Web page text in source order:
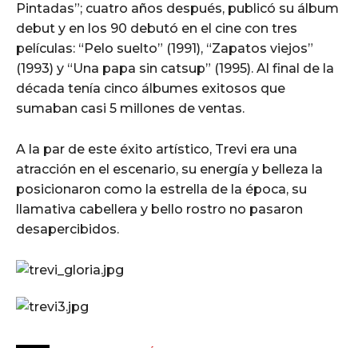
Pintadas”; cuatro años después, publicó su álbum
debut y en los 90 debutó en el cine con tres
películas: “Pelo suelto” (1991), “Zapatos viejos”
(1993) y “Una papa sin catsup” (1995). Al final de la
década tenía cinco álbumes exitosos que
sumaban casi 5 millones de ventas.
A la par de este éxito artístico, Trevi era una
atracción en el escenario, su energía y belleza la
posicionaron como la estrella de la época, su
llamativa cabellera y bello rostro no pasaron
desapercibidos.